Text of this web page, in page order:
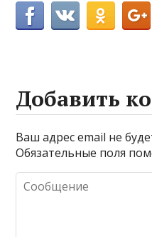
Добавить
Ваш адрес email не
Обязательные поля